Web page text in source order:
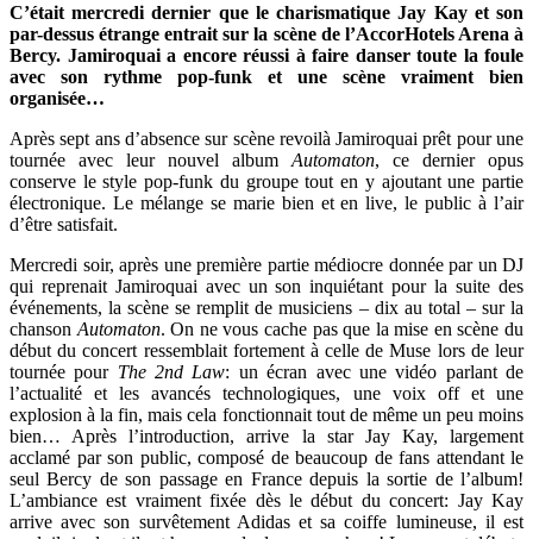
C’était mercredi dernier que le charismatique Jay Kay et son
par-dessus étrange entrait sur la scène de l’AccorHotels Arena à
Bercy. Jamiroquai a encore réussi à faire danser toute la foule
avec son rythme pop-funk et une scène vraiment bien
organisée…
Après sept ans d’absence sur scène revoilà Jamiroquai prêt pour une
tournée avec leur nouvel album Automaton, ce dernier opus
conserve le style pop-funk du groupe tout en y ajoutant une partie
électronique. Le mélange se marie bien et en live, le public à l’air
d’être satisfait.
Mercredi soir, après une première partie médiocre donnée par un DJ
qui reprenait Jamiroquai avec un son inquiétant pour la suite des
événements, la scène se remplit de musiciens – dix au total – sur la
chanson Automaton. On ne vous cache pas que la mise en scène du
début du concert ressemblait fortement à celle de Muse lors de leur
tournée pour The 2nd Law: un écran avec une vidéo parlant de
l’actualité et les avancés technologiques, une voix off et une
explosion à la fin, mais cela fonctionnait tout de même un peu moins
bien… Après l’introduction, arrive la star Jay Kay, largement
acclamé par son public, composé de beaucoup de fans attendant le
seul Bercy de son passage en France depuis la sortie de l’album!
L’ambiance est vraiment fixée dès le début du concert: Jay Kay
arrive avec son survêtement Adidas et sa coiffe lumineuse, il est